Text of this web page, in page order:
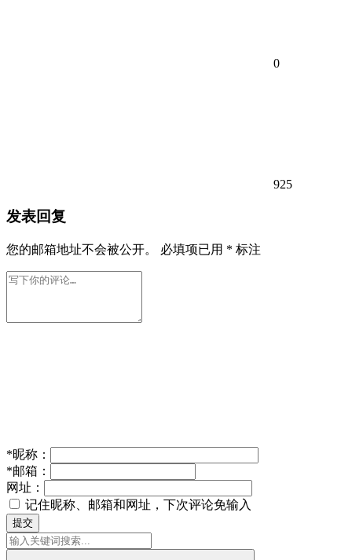
0
925
发表回复
您的邮箱地址不会被公开。 必填项已用 * 标注
*昵称：
*邮箱：
网址：
记住昵称、邮箱和网址，下次评论免输入
提交